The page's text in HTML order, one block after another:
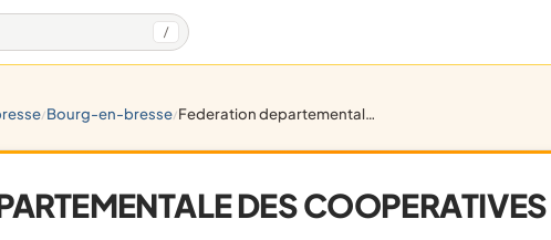
/
/ bourg-en-bresse/ federation departementale des cooperatives laitieres de l'ain
DES